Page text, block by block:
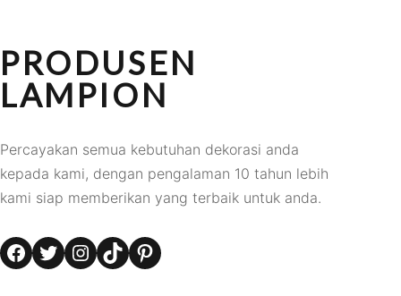
PRODUSEN
LAMPION
Percayakan semua kebutuhan dekorasi anda
kepada kami, dengan pengalaman 10 tahun lebih
kami siap memberikan yang terbaik untuk anda.
Facebook Twitter Instagram TikTok Pinterest